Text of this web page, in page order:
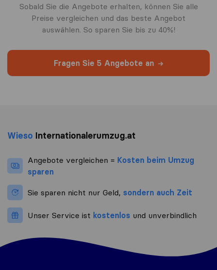
Sobald Sie die Angebote erhalten, können Sie alle
Preise vergleichen und das beste Angebot
auswählen. So sparen Sie bis zu 40%!
Fragen Sie 5 Angebote an
Wieso Internationalerumzug.at
Angebote vergleichen = Kosten beim Umzug
sparen
Sie sparen nicht nur Geld, sondern auch Zeit
Unser Service ist kostenlos und unverbindlich